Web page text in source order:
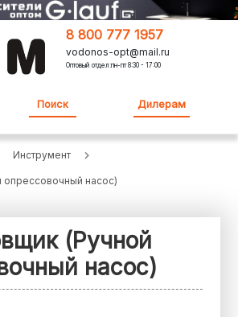
8 800 777 1957
vodonos-opt@mail.ru
Оптовый отдел:пн-пт 8:30 - 17:00
Поиск Дилерам
Инструмент
насос)
(Ручной
насос)